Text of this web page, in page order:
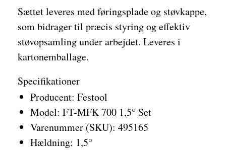
Sættet leveres med føringsplade og støvkappe,
som bidrager til præcis styring og effektiv
støvopsamling under arbejdet. Leveres i
kartonemballage.
Specifikationer
Producent: Festool
Model: FT-MFK 700 1,5° Set
Varenummer (SKU): 495165
Hældning: 1,5°